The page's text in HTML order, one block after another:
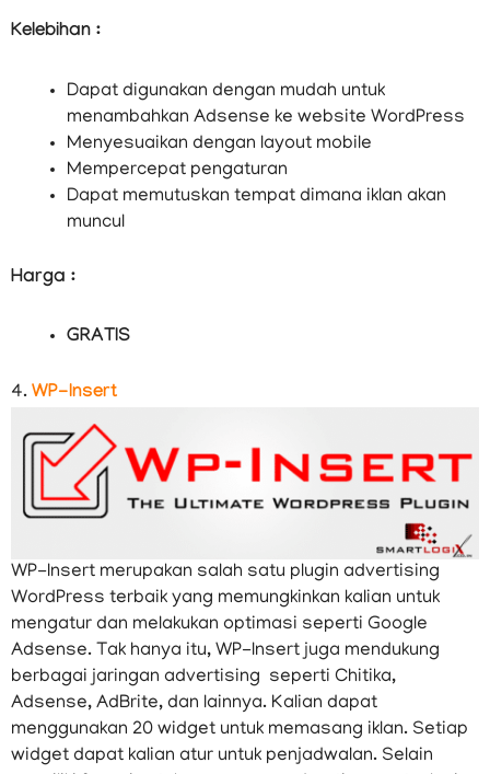
Kelebihan :
Dapat digunakan dengan mudah untuk
menambahkan Adsense ke website WordPress
Menyesuaikan dengan layout mobile
Mempercepat pengaturan
Dapat memutuskan tempat dimana iklan akan
muncul
Harga :
GRATIS
4. WP-Insert
WP-Insert merupakan salah satu plugin advertising
WordPress terbaik yang memungkinkan kalian untuk
mengatur dan melakukan optimasi seperti Google
Adsense. Tak hanya itu, WP-Insert juga mendukung
berbagai jaringan advertising seperti Chitika,
Adsense, AdBrite, dan lainnya. Kalian dapat
menggunakan 20 widget untuk memasang iklan. Setiap
widget dapat kalian atur untuk penjadwalan. Selain